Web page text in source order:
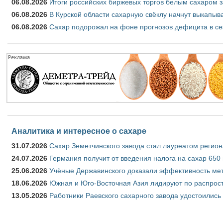
06.08.2026 Итоги российских биржевых торгов белым сахаром
06.08.2026 В Курской области сахарную свёклу начнут
06.08.2026 Сахар подорожал на фоне прогнозов дефицита в
Аналитика и интересное о сахаре
31.07.2026 Сахар Земетчинского завода стал лауреатом
24.07.2026 Германия получит от введения налога на сахар
25.06.2026 Учёные Державинского доказали эффективность
18.06.2026 Южная и Юго-Восточная Азия лидируют по
13.05.2026 Работники Раевского сахарного завода удостоились